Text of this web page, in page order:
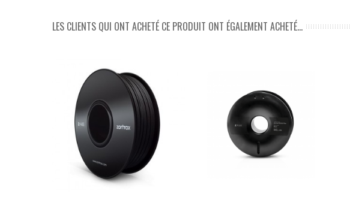
LES CLIENTS QUI ONT ACHETÉ CE PRODUIT ONT ÉGALEMENT ACHETÉ...